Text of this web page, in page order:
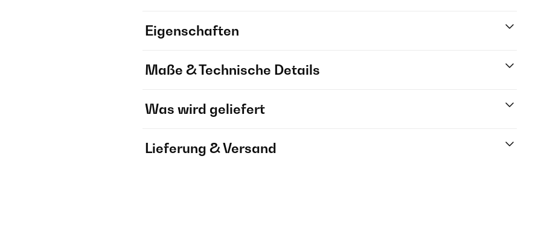
Eigenschaften
Maße & Technische Details
Was wird geliefert
Lieferung & Versand